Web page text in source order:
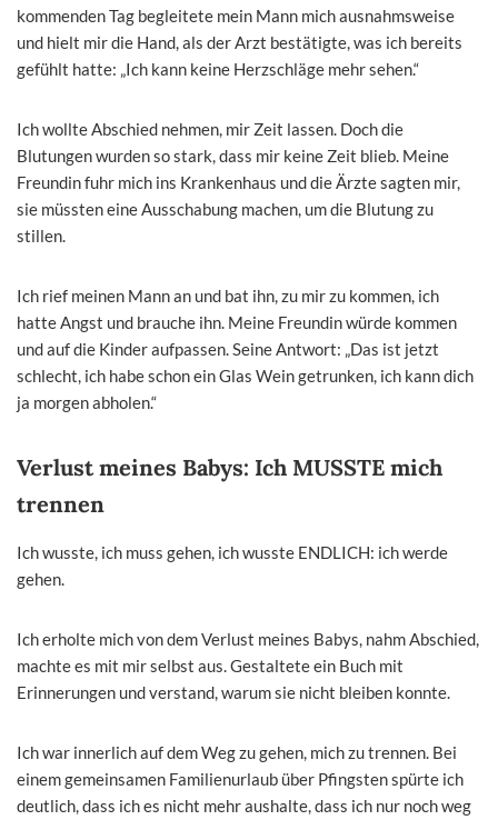
kommenden Tag begleitete mein Mann mich ausnahmsweise
und hielt mir die Hand, als der Arzt bestätigte, was ich bereits
gefühlt hatte: „Ich kann keine Herzschläge mehr sehen.“
Ich wollte Abschied nehmen, mir Zeit lassen. Doch die
Blutungen wurden so stark, dass mir keine Zeit blieb. Meine
Freundin fuhr mich ins Krankenhaus und die Ärzte sagten mir,
sie müssten eine Ausschabung machen, um die Blutung zu
stillen.
Ich rief meinen Mann an und bat ihn, zu mir zu kommen, ich
hatte Angst und brauche ihn. Meine Freundin würde kommen
und auf die Kinder aufpassen. Seine Antwort: „Das ist jetzt
schlecht, ich habe schon ein Glas Wein getrunken, ich kann dich
ja morgen abholen.“
Verlust meines Babys: Ich MUSSTE mich
trennen
Ich wusste, ich muss gehen, ich wusste ENDLICH: ich werde
gehen.
Ich erholte mich von dem Verlust meines Babys, nahm Abschied,
machte es mit mir selbst aus. Gestaltete ein Buch mit
Erinnerungen und verstand, warum sie nicht bleiben konnte.
Ich war innerlich auf dem Weg zu gehen, mich zu trennen. Bei
einem gemeinsamen Familienurlaub über Pfingsten spürte ich
deutlich, dass ich es nicht mehr aushalte, dass ich nur noch weg